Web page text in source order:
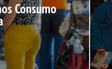
Consumo